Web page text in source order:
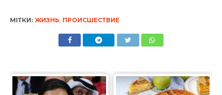
МІТКИ: ЖИЗНЬ ПРОИСШЕСТВИЕ